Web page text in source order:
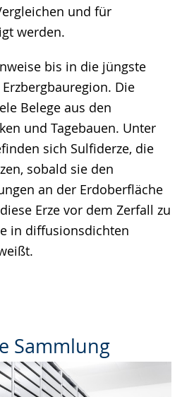
und für
werden.
bis in die jüngste
Die
Belege aus den
und Tagebauen. Unter
sich Sulfiderze, die
sobald sie den
an der Erdoberfläche
Erze vor dem Zerfall zu
in diffusionsdichten
Sammlung